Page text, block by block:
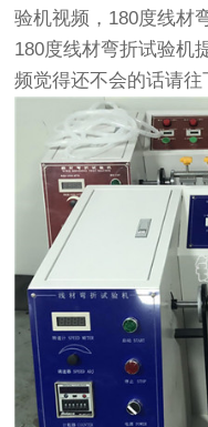
验机视频，180度线材
180度线材弯折试验机
频觉得还不会的话请往